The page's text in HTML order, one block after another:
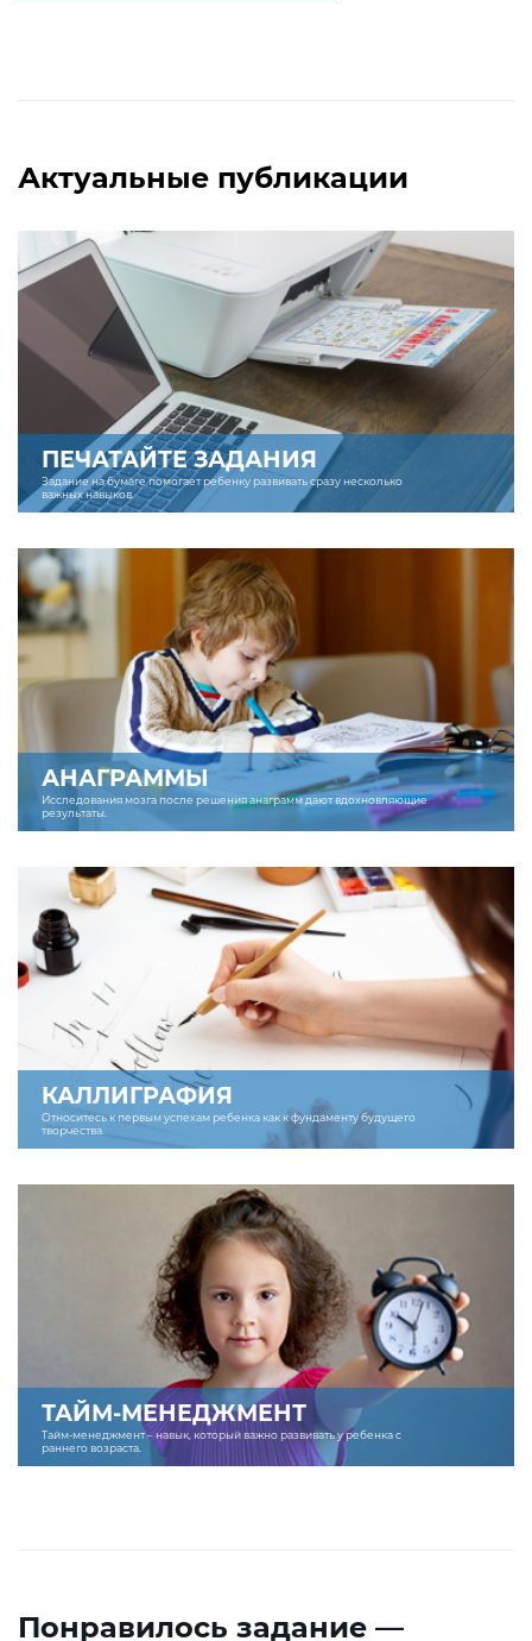
Актуальные публикации
ПЕЧАТАЙТЕ ЗАДАНИЯ
Задание на бумаге помогает ребенку развивать сразу несколько
важных навыков.
АНАГРАММЫ
Исследования мозга после решения анаграмм дают вдохновляющие
результаты.
КАЛЛИГРАФИЯ
Относитесь к первым успехам ребенка как к фундаменту будущего
творчества.
ТАЙМ-МЕНЕДЖМЕНТ
Тайм-менеджмент – навык, который важно развивать у ребенка с
раннего возраста.
Понравилось задание —